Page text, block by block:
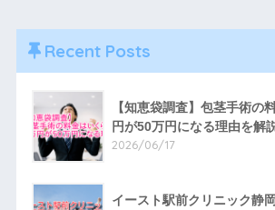
Recent Posts
【知恵袋調査】包茎手術の
円が50万円になる理由を解
2026/06/17
イースト駅前クリニック静